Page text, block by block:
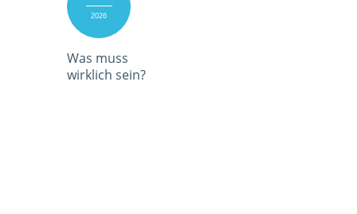
2026
Was muss
wirklich sein?